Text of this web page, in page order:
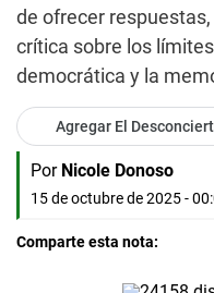
de ofrecer
crítica sobre los
democrática y la
Agregar El
Por Nicole Donoso
15 de octubre de 2025 -
Comparte esta nota: